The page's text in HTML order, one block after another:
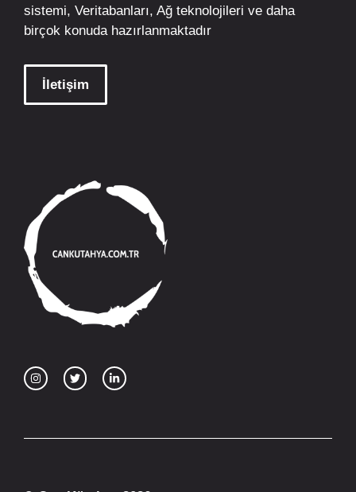
sistemi, Veritabanları, Ağ teknolojileri ve daha
birçok konuda hazırlanmaktadır
İletişim